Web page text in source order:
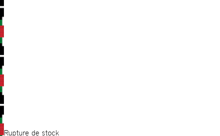
Rupture de stock